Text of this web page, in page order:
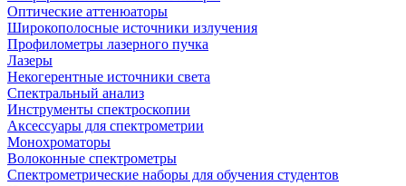
Оптические аттенюаторы
Широкополосные источники излучения
Профилометры лазерного пучка
Лазеры
Некогерентные источники света
Спектральный анализ
Инструменты спектроскопии
Аксессуары для спектрометрии
Монохроматоры
Волоконные спектрометры
Спектрометрические наборы для обучения студентов